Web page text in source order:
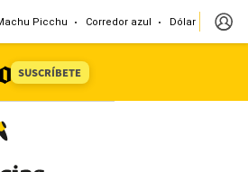
Picchu Corredor azul Dólar
SUSCRÍBETE